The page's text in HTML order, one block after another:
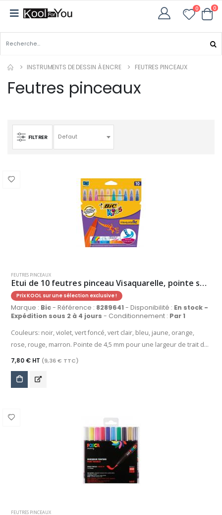
0 0
INSTRUMENTS DE DESSIN À ENCRE FEUTRES PINCEAUX
Feutres pinceaux
FILTRER Defaut
FEUTRES PINCEAUX
Etui de 10 feutres pinceau Visaquarelle, pointe souple, coloris assortis
Prix KOOL sur une sélection exclusive !
Marque : Bic- Référence : 8289641- Disponibilité : En stock -
Expédition sous 2 à 4 jours - Conditionnement : Par 1
Couleurs: noir, violet, vert foncé, vert clair, bleu, jaune, orange,
rose, rouge, marron. Pointe de 4,5 mm pour une largeur de trait de
1,7 mm. Encre lavable, sans danger. Capuchon ventilé. A partir de 5
7,80 € HT (9,36 € TTC)
FEUTRES PINCEAUX